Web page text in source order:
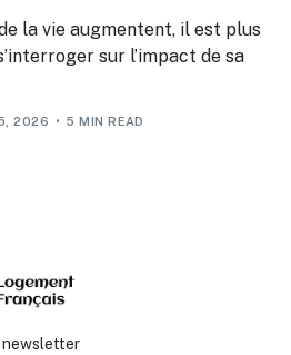
la vie augmentent, il est plus
sur l’impact de sa
2026 5 MIN READ
newsletter